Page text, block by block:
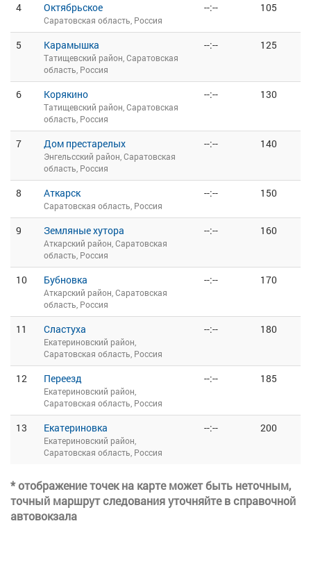
4 Октябрьское
Саратовская область, Россия
--:-- 105
5 Карамышка
Татищевский район, Саратовская
область, Россия
--:-- 125
6 Корякино
Татищевский район, Саратовская
область, Россия
--:-- 130
7 Дом престарелых
Энгельсский район, Саратовская
область, Россия
--:-- 140
8 Аткарск
Саратовская область, Россия
--:-- 150
9 Земляные хутора
Аткарский район, Саратовская
область, Россия
--:-- 160
10 Бубновка
Аткарский район, Саратовская
область, Россия
--:-- 170
11 Сластуха
Екатериновский район,
Саратовская область, Россия
--:-- 180
12 Переезд
Екатериновский район,
Саратовская область, Россия
--:-- 185
13 Екатериновка
Екатериновский район,
Саратовская область, Россия
--:-- 200
* отображение точек на карте может быть неточным,
точный маршрут следования уточняйте в справочной
автовокзала